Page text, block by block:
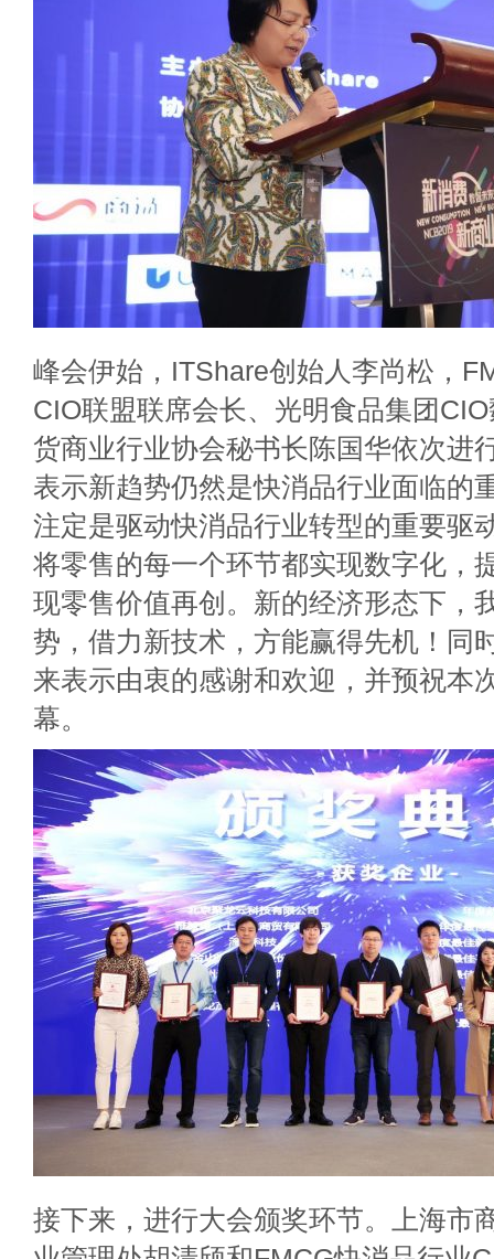
峰会伊始，ITShare创始人李尚松，
CIO联盟联席会长、光明食品集团
货商业行业协会秘书长陈国华依次进
表示新趋势仍然是快消品行业面临的
注定是驱动快消品行业转型的重要驱
将零售的每一个环节都实现数字化，
现零售价值再创。新的经济形态下，
势，借力新技术，方能赢得先机！同
来表示由衷的感谢和欢迎，并预祝本
幕。
接下来，进行大会颁奖环节。上海市